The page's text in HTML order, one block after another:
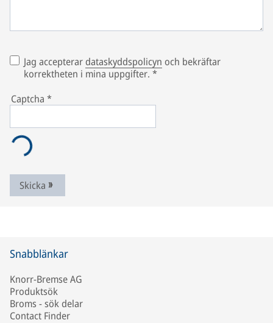
Jag accepterardataskyddspolicyn och bekräftar
korrektheten i mina uppgifter. *
Captcha *
Skicka
Snabblänkar
Knorr-Bremse AG
Produktsök
Broms - sök delar
Contact Finder